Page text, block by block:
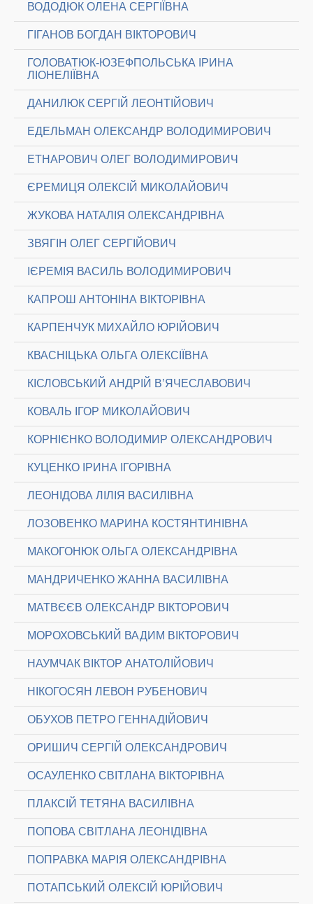
ВОДОДЮК ОЛЕНА СЕРГІЇВНА
ГІГАНОВ БОГДАН ВІКТОРОВИЧ
ГОЛОВАТЮК-ЮЗЕФПОЛЬСЬКА ІРИНА
ЛІОНЕЛІЇВНА
ДАНИЛЮК СЕРГІЙ ЛЕОНТІЙОВИЧ
ЕДЕЛЬМАН ОЛЕКСАНДР ВОЛОДИМИРОВИЧ
ЕТНАРОВИЧ ОЛЕГ ВОЛОДИМИРОВИЧ
ЄРЕМИЦЯ ОЛЕКСІЙ МИКОЛАЙОВИЧ
ЖУКОВА НАТАЛІЯ ОЛЕКСАНДРІВНА
ЗВЯГІН ОЛЕГ СЕРГІЙОВИЧ
ІЄРЕМІЯ ВАСИЛЬ ВОЛОДИМИРОВИЧ
КАПРОШ АНТОНІНА ВІКТОРІВНА
КАРПЕНЧУК МИХАЙЛО ЮРІЙОВИЧ
КВАСНІЦЬКА ОЛЬГА ОЛЕКСІЇВНА
КІСЛОВСЬКИЙ АНДРІЙ В’ЯЧЕСЛАВОВИЧ
КОВАЛЬ ІГОР МИКОЛАЙОВИЧ
КОРНІЄНКО ВОЛОДИМИР ОЛЕКСАНДРОВИЧ
КУЦЕНКО ІРИНА ІГОРІВНА
ЛЕОНІДОВА ЛІЛІЯ ВАСИЛІВНА
ЛОЗОВЕНКО МАРИНА КОСТЯНТИНІВНА
МАКОГОНЮК ОЛЬГА ОЛЕКСАНДРІВНА
МАНДРИЧЕНКО ЖАННА ВАСИЛІВНА
МАТВЄЄВ ОЛЕКСАНДР ВІКТОРОВИЧ
МОРОХОВСЬКИЙ ВАДИМ ВІКТОРОВИЧ
НАУМЧАК ВІКТОР АНАТОЛІЙОВИЧ
НІКОГОСЯН ЛЕВОН РУБЕНОВИЧ
ОБУХОВ ПЕТРО ГЕННАДІЙОВИЧ
ОРИШИЧ СЕРГІЙ ОЛЕКСАНДРОВИЧ
ОСАУЛЕНКО СВІТЛАНА ВІКТОРІВНА
ПЛАКСІЙ ТЕТЯНА ВАСИЛІВНА
ПОПОВА СВІТЛАНА ЛЕОНІДІВНА
ПОПРАВКА МАРІЯ ОЛЕКСАНДРІВНА
ПОТАПСЬКИЙ ОЛЕКСІЙ ЮРІЙОВИЧ